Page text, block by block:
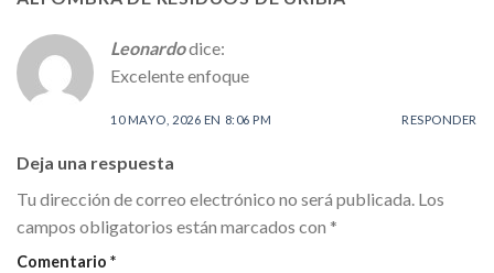
Leonardodice:
Excelente enfoque
10 MAYO, 2026 EN 8:06 PM RESPONDER
Deja una respuesta
Tu dirección de correo electrónico no será publicada. Los
campos obligatorios están marcados con *
Comentario *